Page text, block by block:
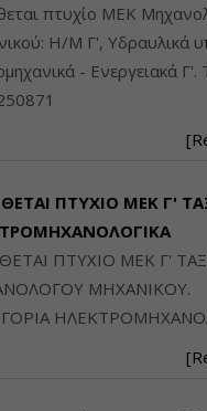
πτυχίο ΜΕΚ
Η/Μ Γ', Υδραυλικά
- Ενεργειακά Γ'.
ΠΤΥΧΙΟ ΜΕΚ Γ'
ΠΤΥΧΙΟ ΜΕΚ Γ'
ΜΗΧΑΝΙΚΟΥ.